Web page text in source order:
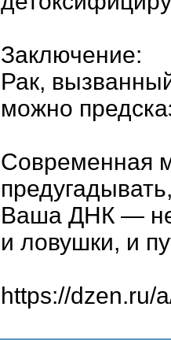
Заключение:
Рак,
можно
Современная
Ваша ДНК — не
и ловушки, и
https://dzen.ru/